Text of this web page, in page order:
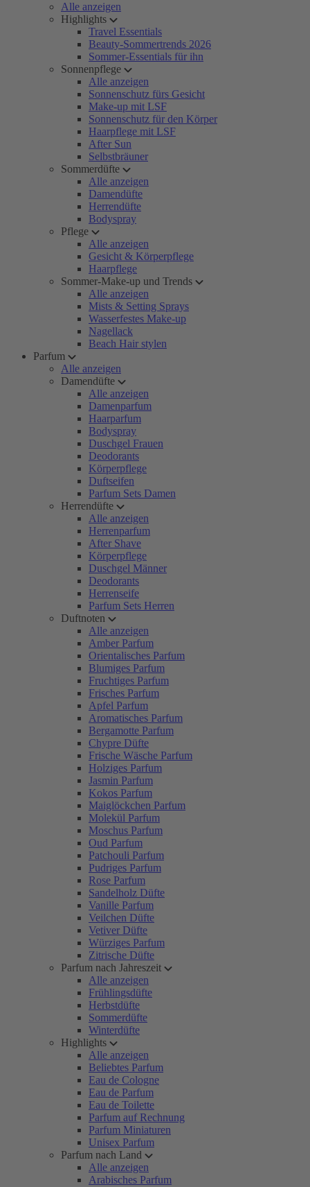
Alle anzeigen
Highlights
Travel Essentials
Beauty-Sommertrends 2026
Sommer-Essentials für ihn
Sonnenpflege
Alle anzeigen
Sonnenschutz fürs Gesicht
Make-up mit LSF
Sonnenschutz für den Körper
Haarpflege mit LSF
After Sun
Selbstbräuner
Sommerdüfte
Alle anzeigen
Damendüfte
Herrendüfte
Bodyspray
Pflege
Alle anzeigen
Gesicht & Körperpflege
Haarpflege
Sommer-Make-up und Trends
Alle anzeigen
Mists & Setting Sprays
Wasserfestes Make-up
Nagellack
Beach Hair stylen
Parfum
Alle anzeigen
Damendüfte
Alle anzeigen
Damenparfum
Haarparfum
Bodyspray
Duschgel Frauen
Deodorants
Körperpflege
Duftseifen
Parfum Sets Damen
Herrendüfte
Alle anzeigen
Herrenparfum
After Shave
Körperpflege
Duschgel Männer
Deodorants
Herrenseife
Parfum Sets Herren
Duftnoten
Alle anzeigen
Amber Parfum
Orientalisches Parfum
Blumiges Parfum
Fruchtiges Parfum
Frisches Parfum
Apfel Parfum
Aromatisches Parfum
Bergamotte Parfum
Chypre Düfte
Frische Wäsche Parfum
Holziges Parfum
Jasmin Parfum
Kokos Parfum
Maiglöckchen Parfum
Molekül Parfum
Moschus Parfum
Oud Parfum
Patchouli Parfum
Pudriges Parfum
Rose Parfum
Sandelholz Düfte
Vanille Parfum
Veilchen Düfte
Vetiver Düfte
Würziges Parfum
Zitrische Düfte
Parfum nach Jahreszeit
Alle anzeigen
Frühlingsdüfte
Herbstdüfte
Sommerdüfte
Winterdüfte
Highlights
Alle anzeigen
Beliebtes Parfum
Eau de Cologne
Eau de Parfum
Eau de Toilette
Parfum auf Rechnung
Parfum Miniaturen
Unisex Parfum
Parfum nach Land
Alle anzeigen
Arabisches Parfum